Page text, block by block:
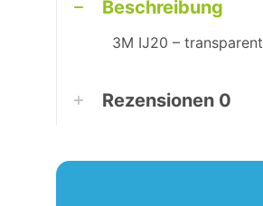
Beschreibung
3M IJ20 – transparent
Rezensionen 0